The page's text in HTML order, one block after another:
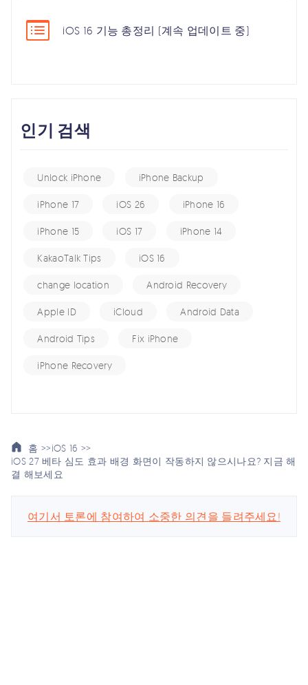
iOS 16 기능 총정리 (계속 업데이트 중)
인기 검색
Unlock iPhone iPhone Backup
iPhone 17 iOS 26 iPhone 16
iPhone 15 iOS 17 iPhone 14
KakaoTalk Tips iOS 16
change location Android Recovery
Apple ID iCloud Android Data
Android Tips Fix iPhone
iPhone Recovery
홈 >>iOS 16 >>
iOS 27 베타 심도 효과 배경 화면이 작동하지 않으시나요? 지금 해
결 해보세요
여기서 토론에 참여하여 소중한 의견을 들려주세요!